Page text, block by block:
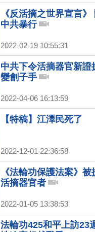
《反活摘之世界宣言
中共暴行
2022-02-19 10:55:31
中共下令活摘器官新證
變劊子手
2022-04-06 16:13:59
【特稿】江澤民死了
2022-12-01 22:36:58
《法輪功保護法案》
活摘器官者
2022-01-05 13:38:53
法輪功425和平上訪23